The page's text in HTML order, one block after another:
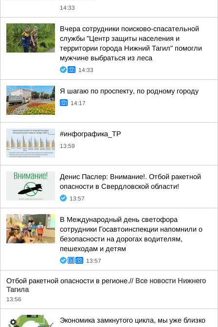
14:33
Вчера сотрудники поисково-спасательной
службы "Центр защиты населения и
территории города Нижний Тагил" помогли
мужчине выбраться из леса
14:33
Я шагаю по проспекту, по родному городу
14:17
#инфографика_ТР
13:59
Денис Паслер: Внимание!. Отбой ракетной
опасности в Свердловской области!
13:57
В Международный день светофора
сотрудники Госавтоинспекции напомнили о
безопасности на дорогах водителям,
пешеходам и детям
13:57
Отбой ракетной опасности в регионе.// Все новости Нижнего
Тагила
13:56
Экономика замкнутого цикла, мы уже близко